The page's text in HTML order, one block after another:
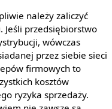
należy zaliczyć
przedsiębiorstwo
wówczas
przez siebie sieci
firmowych to
kosztów
ryzyka sprzedaży.